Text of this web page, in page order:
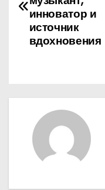
ц
инноватор и
источник
вдохновения